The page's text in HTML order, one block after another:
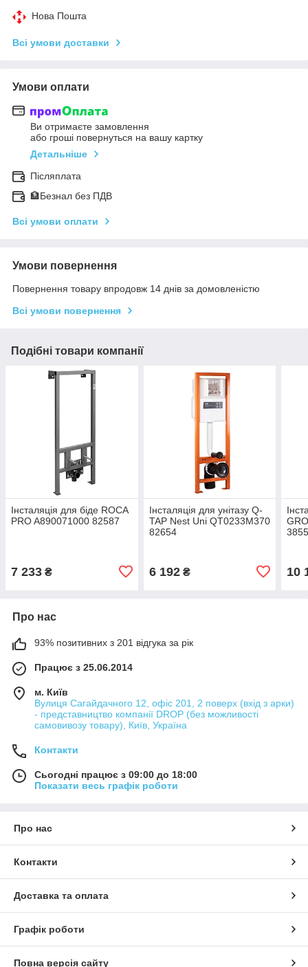
Нова Пошта
Всі умови доставки
Умови оплати
Ви отримаєте замовлення
або гроші повернуться на вашу картку
Детальніше
Післяплата
🏦Безнал без ПДВ
Всі умови оплати
Умови повернення
Повернення товару впродовж 14 днів за домовленістю
Всі умови повернення
Подібні товари компанії
Інсталяція для біде ROCA
PRO A890071000 82587
7 233 ₴
Інсталяція для унітазу Q-
TAP Nest Uni QT0233M370
82654
6 192₴ 10
Про нас
93% позитивних з 201 відгука за рік
Працює з 25.06.2014
м. Київ
Вулиця Сагайдачного 12, офіс 201, 2 поверх (вхід з арки)
- представництво компанії DROP (без можливості
самовивозу товару), Київ, Україна
Контакти
Сьогодні працює з 09:00 до 18:00
Показати весь графік роботи
Про нас
Контакти
Доставка та оплата
Графік роботи
Повна версія сайту